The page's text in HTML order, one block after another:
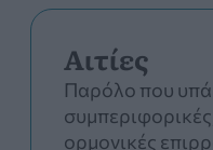
Αιτίες
Παρόλο που
ορμονικές